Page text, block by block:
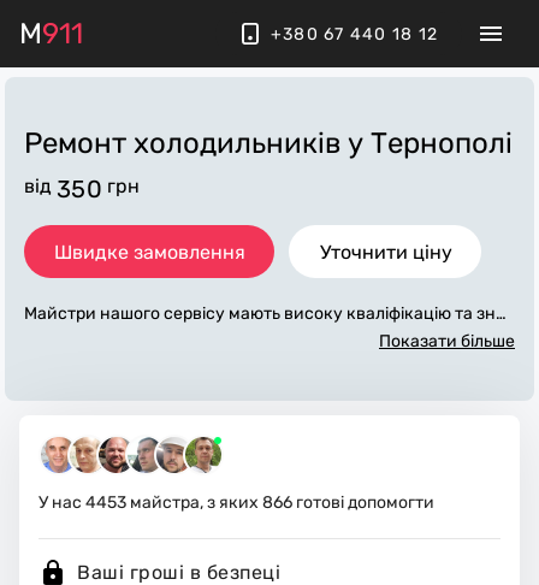
M911 +380 67 440 18 12
Ремонт холодильників у Тернополі
від 350 грн
Швидке замовлення Уточнити ціну
Майстри нашого сервісу мають високу кваліфікацію та знач
ний досвід у обслуговуванні, діагностиці та ремонту холод
Показати більше
У нас 4453 майстра, з яких 866 готові допомогти
Ваші гроші в безпеці